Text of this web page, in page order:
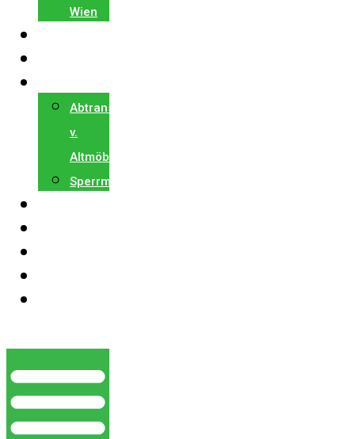
Wien
Abtransport
v.
Altmöbel
Sperrmüllabholung